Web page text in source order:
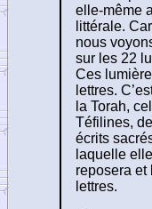
elle-même
littérale.
nous
sur les 22
Ces
lettres.
la Torah,
Téfilines,
écrits
laquelle
reposera et
lettres.